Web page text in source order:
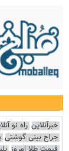
خبرآنلاین راه نو
جراح بینی گوشتی